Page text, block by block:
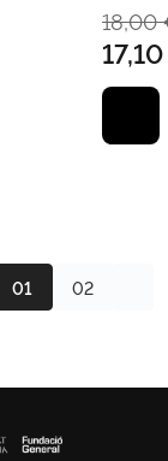
MATÍAS
18,00
01 02